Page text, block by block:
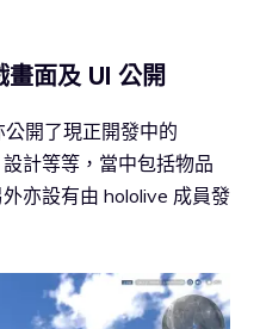
面及 UI 公開
公開了現正開發中的
計等等，當中包括物品
亦設有由 hololive 成員發